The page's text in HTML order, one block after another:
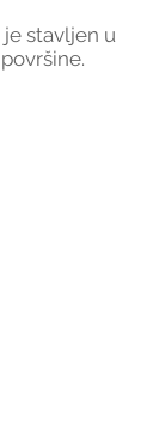
stavljen u